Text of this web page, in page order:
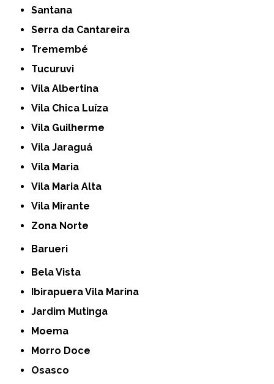
Santana
Serra da Cantareira
Tremembé
Tucuruvi
Vila Albertina
Vila Chica Luíza
Vila Guilherme
Vila Jaraguá
Vila Maria
Vila Maria Alta
Vila Mirante
Zona Norte
Barueri
Bela Vista
Ibirapuera Vila Marina
Jardim Mutinga
Moema
Morro Doce
Osasco